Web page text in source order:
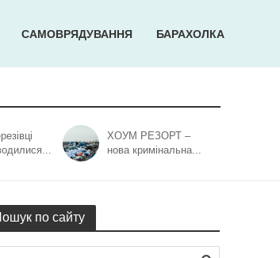
САМОВРЯДУВАННЯ БАРАХОЛКА
ХОУМ РЕЗОРТ –
нова кримінальна...
по сайту